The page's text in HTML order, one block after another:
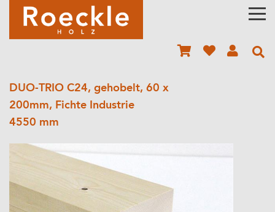
DUO-TRIO C24, gehobelt, 60 x
200mm, Fichte Industrie
4550 mm